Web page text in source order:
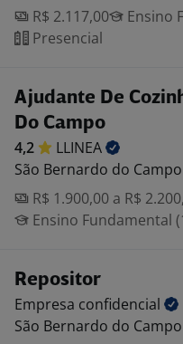
R$ 2.117,00
Ensino
Presencial
Ajudante De
Do Campo
4,2
LLINEA
São Bernardo do Campo
R$ 1.900,00 a R$
Ensino Fundamental
Repositor
Empresa confidencial
São Bernardo do Campo